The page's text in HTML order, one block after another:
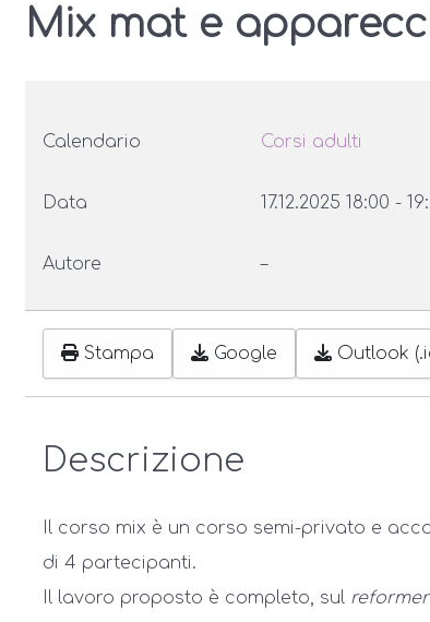
Mix mat e
Calendario Corsi adulti
Data 17.12.2025 18:00 -
Autore –
Stampa Google Outlook
Descrizione
Il corso mix è un corso semi-privato e
di 4 partecipanti.
Il lavoro proposto è completo, sul